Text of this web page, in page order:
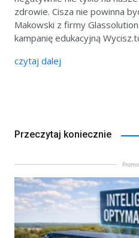
zdrowie. Cisza nie powinna
Makowski z firmy
kampanię edukacyjną
czytaj dalej
Przeczytaj koniecznie